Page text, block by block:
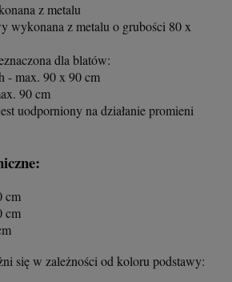
46 cm antracytowy -
szt.
Scab Design - transparentne
szt.
z metalu
wykonana z metalu o grubości 80 x
dla blatów:
- max. 90 x 90 cm
90 cm
uodporniony na działanie promieni
cm
cm
się w zależności od koloru podstawy: